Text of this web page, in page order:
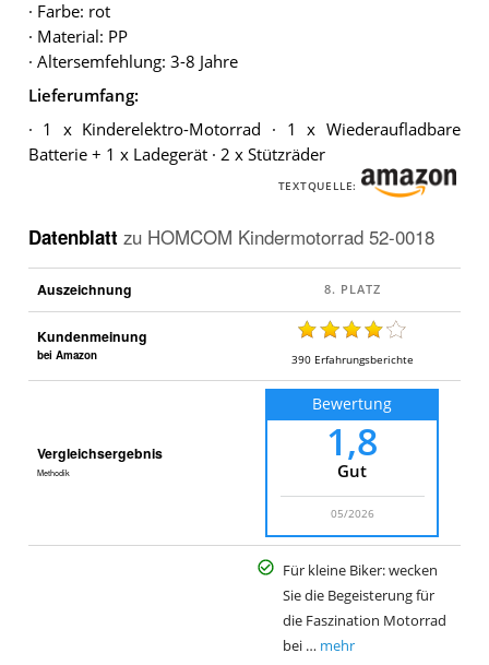
· Farbe: rot
· Material: PP
· Altersemfehlung: 3-8 Jahre
Lieferumfang:
· 1 x Kinderelektro-Motorrad · 1 x Wiederaufladbare
Batterie + 1 x Ladegerät · 2 x Stützräder
TEXTQUELLE:
Datenblatt zu HOMCOM Kindermotorrad 52-0018
Auszeichnung
Kundenmeinung
bei Amazon 390 Erfahrungsberichte
Vergleichsergebnis
Methodik
Bewertung
1,8
Gut
05/2026
Für kleine Biker: wecken
Sie die Begeisterung für
die Faszination Motorrad
bei … mehr